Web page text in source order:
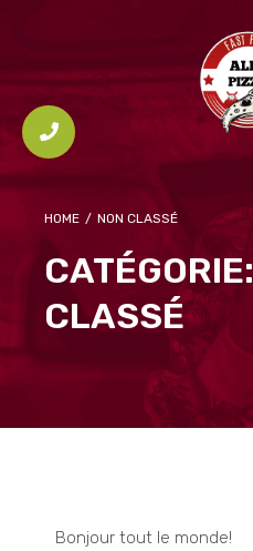
HOME / NON CLASSÉ
CATÉGORIE:
CLASSÉ
Bonjour tout le monde!